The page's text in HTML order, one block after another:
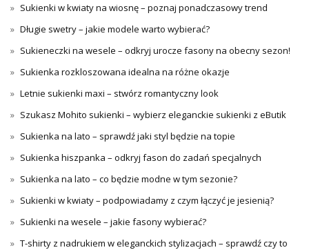
Sukienki w kwiaty na wiosnę – poznaj ponadczasowy trend
Długie swetry – jakie modele warto wybierać?
Sukieneczki na wesele – odkryj urocze fasony na obecny sezon!
Sukienka rozkloszowana idealna na różne okazje
Letnie sukienki maxi – stwórz romantyczny look
Szukasz Mohito sukienki – wybierz eleganckie sukienki z eButik
Sukienka na lato – sprawdź jaki styl będzie na topie
Sukienka hiszpanka – odkryj fason do zadań specjalnych
Sukienka na lato – co będzie modne w tym sezonie?
Sukienki w kwiaty – podpowiadamy z czym łączyć je jesienią?
Sukienki na wesele – jakie fasony wybierać?
T-shirty z nadrukiem w eleganckich stylizacjach – sprawdź czy to